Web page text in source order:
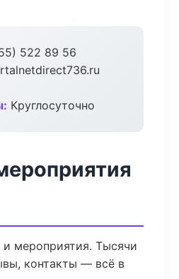
522 89 56
Круглосуточно
мероприятия. Тысячи
контакты — всё в